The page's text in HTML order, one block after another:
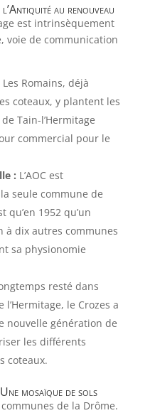
au renouveau
est intrinsèquement
voie de communication
Les Romains, déjà
coteaux, y plantent les
Tain-l’Hermitage
commercial pour le
: L’AOC est
seule commune de
qu’en 1952 qu’un
à dix autres communes
sa physionomie
resté dans
le Crozes a
nouvelle génération de
les différents
coteaux.
mosaïque de sols
de la Drôme.